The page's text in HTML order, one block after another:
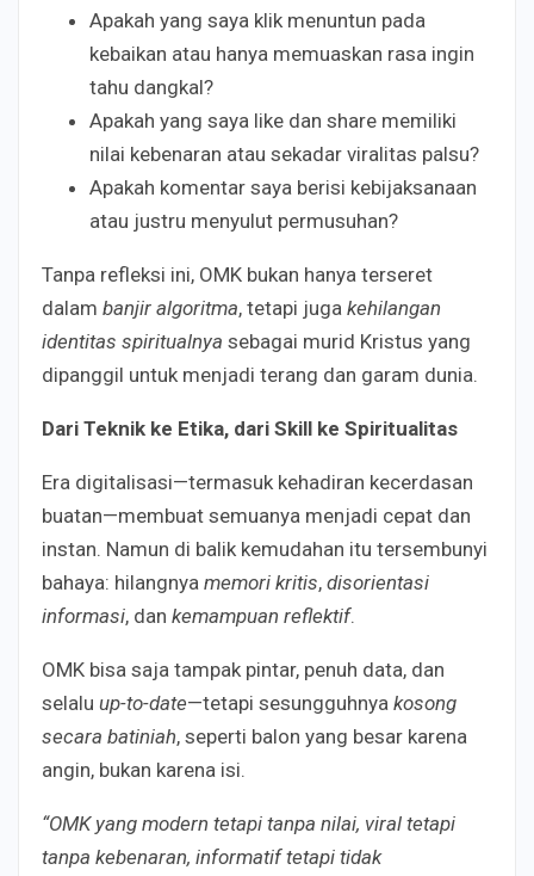
Apakah yang saya klik menuntun pada
kebaikan atau hanya memuaskan rasa ingin
tahu dangkal?
Apakah yang saya like dan share memiliki
nilai kebenaran atau sekadar viralitas palsu?
Apakah komentar saya berisi kebijaksanaan
atau justru menyulut permusuhan?
Tanpa refleksi ini, OMK bukan hanya terseret
dalam banjir algoritma, tetapi juga kehilangan
identitas spiritualnya sebagai murid Kristus yang
dipanggil untuk menjadi terang dan garam dunia.
Dari Teknik ke Etika, dari Skill ke Spiritualitas
Era digitalisasi—termasuk kehadiran kecerdasan
buatan—membuat semuanya menjadi cepat dan
instan. Namun di balik kemudahan itu tersembunyi
bahaya: hilangnya memori kritis, disorientasi
informasi, dan kemampuan reflektif.
OMK bisa saja tampak pintar, penuh data, dan
selalu up-to-date—tetapi sesungguhnya kosong
secara batiniah, seperti balon yang besar karena
angin, bukan karena isi.
“OMK yang modern tetapi tanpa nilai, viral tetapi
tanpa kebenaran, informatif tetapi tidak